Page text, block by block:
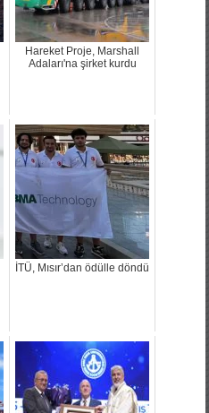
Hareket Proje, Marshall
Adaları'na şirket kurdu
İTÜ, Mısır’dan ödülle döndü